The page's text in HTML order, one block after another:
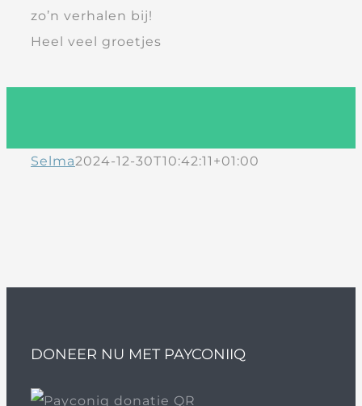
zo’n verhalen bij!
Heel veel groetjes
Selma2024-12-30T10:42:11+01:00
DONEER NU MET PAYCONIIQ